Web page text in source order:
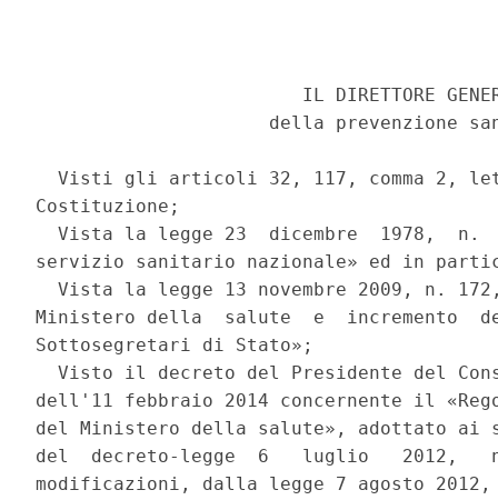
IL DIRETTORE
della prevenzione
Visti gli articoli 32, 117, comma 2,
Costituzione;
Vista la legge 23  dicembre  1978,  n.
servizio sanitario nazionale» ed in
Vista la legge 13 novembre 2009, n.
Ministero della  salute  e  incremento
Sottosegretari di Stato»;
Visto il decreto del Presidente del
dell'11 febbraio 2014 concernente il
del Ministero della salute», adottato ai
del  decreto-legge  6   luglio   2012,
modificazioni, dalla legge 7 agosto